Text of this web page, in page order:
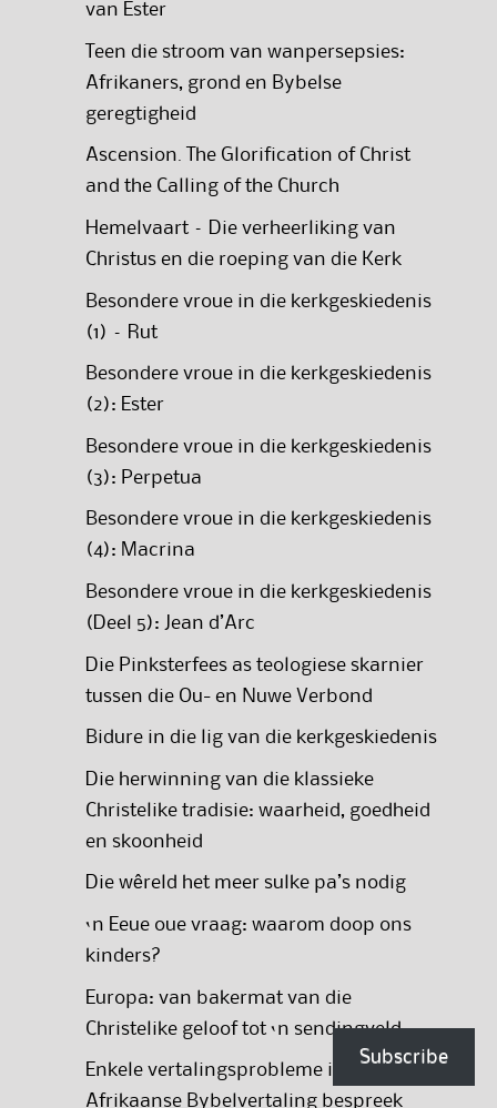
van Ester
Teen die stroom van wanpersepsies:
Afrikaners, grond en Bybelse
geregtigheid
Ascension. The Glorification of Christ
and the Calling of the Church
Hemelvaart – Die verheerliking van
Christus en die roeping van die Kerk
Besondere vroue in die kerkgeskiedenis
(1) – Rut
Besondere vroue in die kerkgeskiedenis
(2): Ester
Besondere vroue in die kerkgeskiedenis
(3): Perpetua
Besondere vroue in die kerkgeskiedenis
(4): Macrina
Besondere vroue in die kerkgeskiedenis
(Deel 5): Jean d’Arc
Die Pinksterfees as teologiese skarnier
tussen die Ou- en Nuwe Verbond
Bidure in die lig van die kerkgeskiedenis
Die herwinning van die klassieke
Christelike tradisie: waarheid, goedheid
en skoonheid
Die wêreld het meer sulke pa’s nodig
‘n Eeue oue vraag: waarom doop ons
kinders?
Europa: van bakermat van die
Christelike geloof tot ‘n sendingveld
Enkele vertalingsprobleme in die 2020
Afrikaanse Bybelvertaling bespreek
Subscribe